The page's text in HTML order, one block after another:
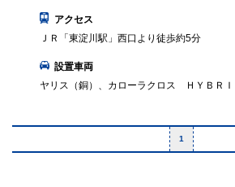
アクセス
ＪＲ「東淀川駅」西口より徒歩約5分
設置車両
ヤリス（銅）、カローラクロス ＨＹＢＲＩ
1